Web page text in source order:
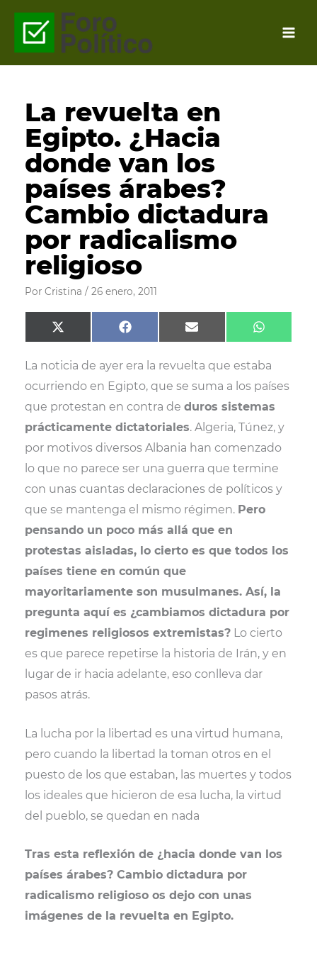
contenido
La revuelta en
Egipto. ¿Hacia
donde van los
países árabes?
Cambio dictadura
por radicalismo
religioso
Por Cristina / 26 enero, 2011
Compartir
en
X
(
w
t
e
r
)
Compartir
en
F
a
e
o
k
Compartir
en
E
m
i
en
W
h
t
A
p
La noticia de ayer era la revuelta que estaba
ocurriendo en Egipto, que se suma a los países
que protestan en contra de duros sistemas
prácticamente dictatoriales. Algeria, Túnez, y
por motivos diversos Albania han comenzado
lo que no parece ser una guerra que termine
con unas cuantas declaraciones de políticos y
que se mantenga el mismo régimen. Pero
pensando un poco más allá que en
protestas aisladas, lo cierto es que todos los
países tiene en común que
mayoritariamente son musulmanes. Así, la
pregunta aquí es ¿cambiamos dictadura por
regimenes religiosos extremistas?Lo cierto
es que parece repetirse la historia de Irán, y en
lugar de ir hacia adelante, eso conlleva dar
pasos atrás.
La lucha por la libertad es una virtud humana,
pero cuando la libertad la toman otros en el
puesto de los que estaban, las muertes y todos
los ideales que hicieron de esa lucha, la virtud
del pueblo, se quedan en nada
Tras esta reflexión de ¿hacia donde van los
países árabes? Cambio dictadura por
radicalismo religioso os dejo con unas
imágenes de la revuelta en Egipto.